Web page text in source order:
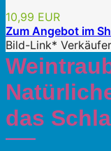
10,99 EUR
Zum Angebot im
Bild-Link*
das